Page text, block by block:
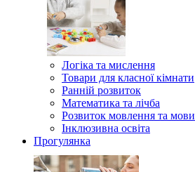
Логіка та мислення
Товари для класної кімнати
Ранній розвиток
Математика та лічба
Розвиток мовлення та мови
Інклюзивна освіта
Прогулянка